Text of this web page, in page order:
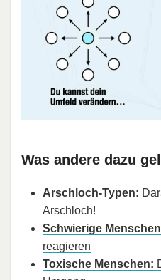
Was andere dazu
Arschloch-Typen:
Arschloch!
Schwierige
reagieren
Toxische Menschen: